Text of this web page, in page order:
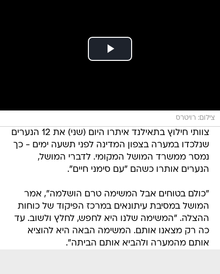
צילום: רויטרס
צוותי חילוץ בתאילנד איתרו היום (שני) את 12 הנערים
שנלכדו במערה בצפון המדינה לפני תשעה ימים - כך
נמסר ממשרד המושל המקומי. לדברי המושל,
הנערים אותרו כשהם "עם סימני חיים".
"כולם בטוחים אבל המשימה טרם הושלמה", אמר
המושל במסיבת עיתונאים במרכז הפיקוד של כוחות
ההצלה. "המשימה שלנו היא לחפש, לחלץ ולשוב. עד
כה רק מצאנו אותם. המשימה הבאה היא להוציא
אותם מהמערה ולהביא אותם הביתה".